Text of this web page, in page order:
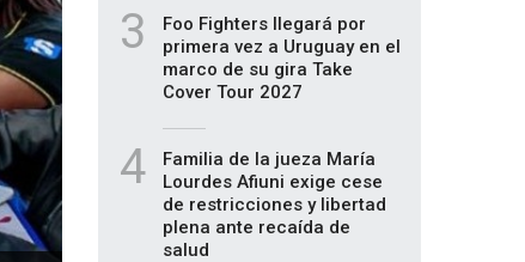
3
Foo Fighters llegará por
primera vez a Uruguay en el
marco de su gira Take
Cover Tour 2027
4
Familia de la jueza María
Lourdes Afiuni exige cese
de restricciones y libertad
plena ante recaída de
salud